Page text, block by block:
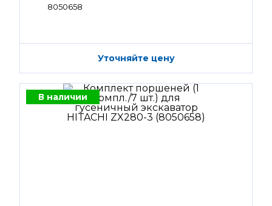
8050658
Уточняйте цену
В наличии